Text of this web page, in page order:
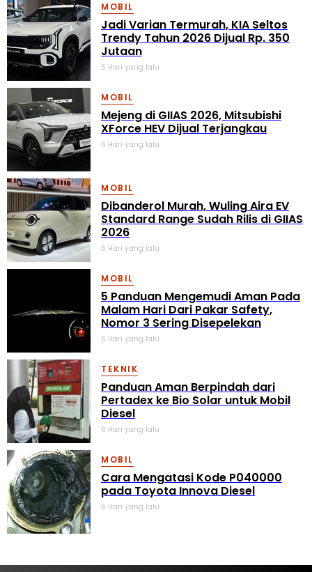
MOBIL
Jadi Varian Termurah, KIA Seltos
Trendy Tahun 2026 Dijual Rp. 350
Jutaan
6 Hari yang lalu
MOBIL
Mejeng di GIIAS 2026, Mitsubishi
XForce HEV Dijual Terjangkau
6 Hari yang lalu
MOBIL
Dibanderol Murah, Wuling Aira EV
Standard Range Sudah Rilis di GIIAS
2026
6 Hari yang lalu
MOBIL
5 Panduan Mengemudi Aman Pada
Malam Hari Dari Pakar Safety,
Nomor 3 Sering Disepelekan
6 Hari yang lalu
TEKNIK
Panduan Aman Berpindah dari
Pertadex ke Bio Solar untuk Mobil
Diesel
6 Hari yang lalu
MOBIL
Cara Mengatasi Kode P040000
pada Toyota Innova Diesel
6 Hari yang lalu